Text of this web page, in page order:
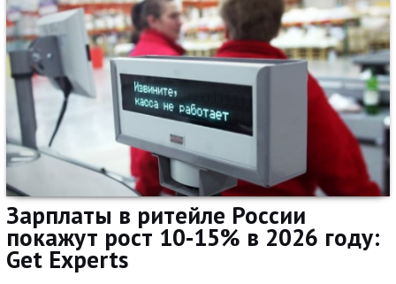
Зарплаты в ритейле России
покажут рост 10-15% в 2026 году:
Get Experts